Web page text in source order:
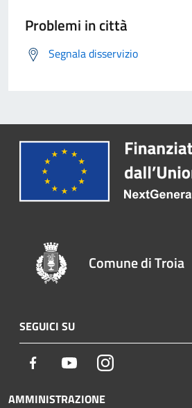
Problemi in città
Segnala disservizio
Comune di Troia
SEGUICI SU
Facebook YoutubeInstagram
AMMINISTRAZIONE